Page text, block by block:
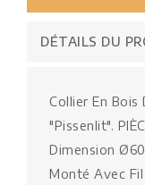
DÉTAILS DU
Collier En Bois
"pissenlit".
Dimension
Monté Avec